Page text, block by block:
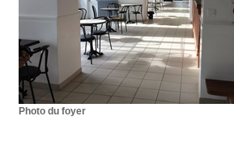
Photo du foyer